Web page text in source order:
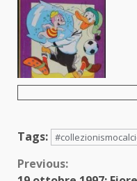
Tags:
Continue
Previous: